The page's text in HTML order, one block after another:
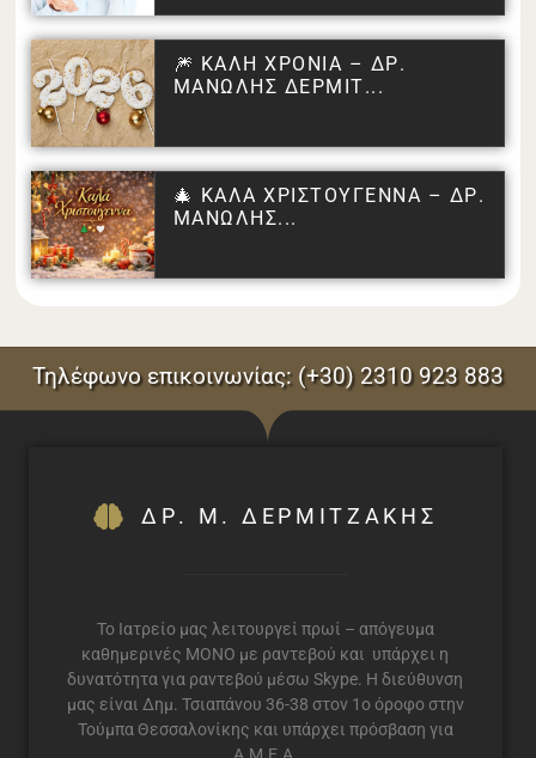
🎆 ΚΑΛΗ ΧΡΟΝΙΑ – ΔΡ.
ΜΑΝΩΛΗΣ ΔΕΡΜΙΤ...
🎄 ΚΑΛΑ ΧΡΙΣΤΟΥΓΕΝΝΑ – ΔΡ.
ΜΑΝΩΛΗΣ...
Τηλέφωνο επικοινωνίας: (+30) 2310 923 883
ΔΡ. Μ. ΔΕΡΜΙΤΖΑΚΗΣ
Το Ιατρείο μας λειτουργεί πρωί – απόγευμα
καθημερινές ΜΟΝΟ με ραντεβού και υπάρχει η
δυνατότητα για ραντεβού μέσω Skype. Η διεύθυνση
μας είναι Δημ. Τσιαπάνου 36-38 στον 1ο όροφο στην
Τούμπα Θεσσαλονίκης και υπάρχει πρόσβαση για